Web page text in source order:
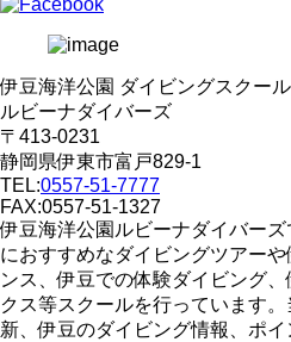
伊豆海洋公園 ダイビングスクール
ルビーナダイバーズ
〒413-0231
静岡県伊東市富戸829-1
TEL:0557-51-7777
FAX:0557-51-1327
伊豆海洋公園ルビーナダイバー
におすすめなダイビングツアー
ンス、伊豆での体験ダイビング
クス等スクールを行っています
新、伊豆のダイビング情報、ポ